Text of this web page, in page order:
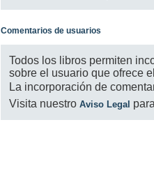
Comentarios de usuarios
Todos los libros permiten
sobre el usuario que ofrece
La incorporación de
Visita nuestro Aviso Legal